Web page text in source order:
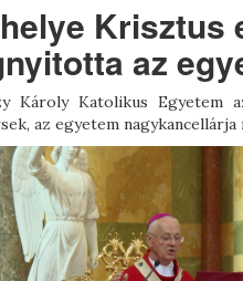
Krisztus
az
Károly Katolikus Egyetem
az egyetem